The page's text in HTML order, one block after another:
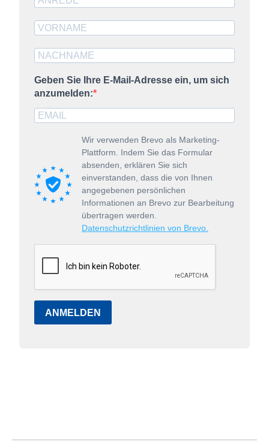
Geben Sie Ihre E-Mail-Adresse ein, um sich
anzumelden:
Wir verwenden Brevo als Marketing-
Plattform. Indem Sie das Formular
absenden, erklären Sie sich
einverstanden, dass die von Ihnen
angegebenen persönlichen
Informationen an Brevo zur Bearbeitung
übertragen werden.
Datenschutzrichtlinien von Brevo.
ANMELDEN